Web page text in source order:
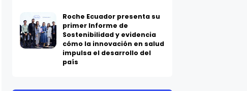
Roche Ecuador presenta su
primer Informe de
Sostenibilidad y evidencia
cómo la innovación en salud
impulsa el desarrollo del
país